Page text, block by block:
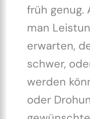
früh genug.
man
erwarten,
schwer,
werden
oder